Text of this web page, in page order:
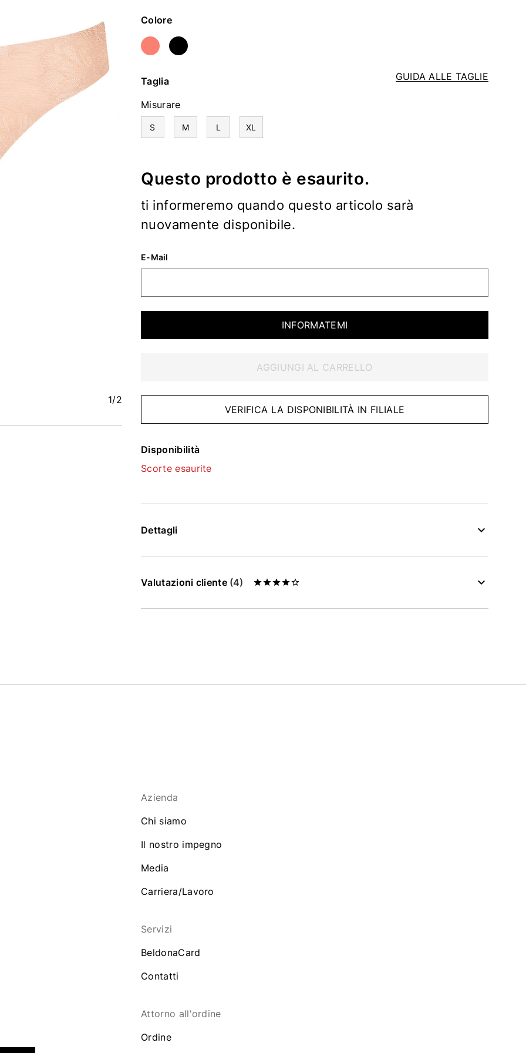
1/2
Colore
GUIDA ALLE TAGLIE
Taglia
Misurare
S M L XL
Questo prodotto è esaurito.
ti informeremo quando questo articolo sarà
nuovamente disponibile.
E-Mail
INFORMATEMI
AGGIUNGI AL CARRELLO
VERIFICA LA DISPONIBILITÀ IN FILIALE
Disponibilità
Scorte esaurite
Dettagli
Valutazioni cliente (4)
Azienda
Chi siamo
Il nostro impegno
Media
Carriera/Lavoro
Servizi
BeldonaCard
Contatti
Attorno all'ordine
Ordine